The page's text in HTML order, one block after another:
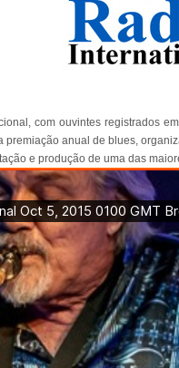
com ouvintes registrados
premiação anual de blues,
e produção de uma das